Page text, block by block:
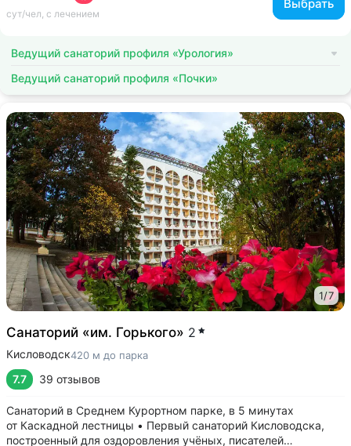
сут/чел, с лечением
Выбрать
Ведущий санаторий профиля «Урология»
Ведущий санаторий профиля «Почки»
1/7
Санаторий «им. Горького» 2
Кисловодск420 м до парка
7.7 39 отзывов
Санаторий в Среднем Курортном парке, в 5 минутах
от Каскадной лестницы • Первый санаторий Кисловодска,
построенный для оздоровления учёных, писателей